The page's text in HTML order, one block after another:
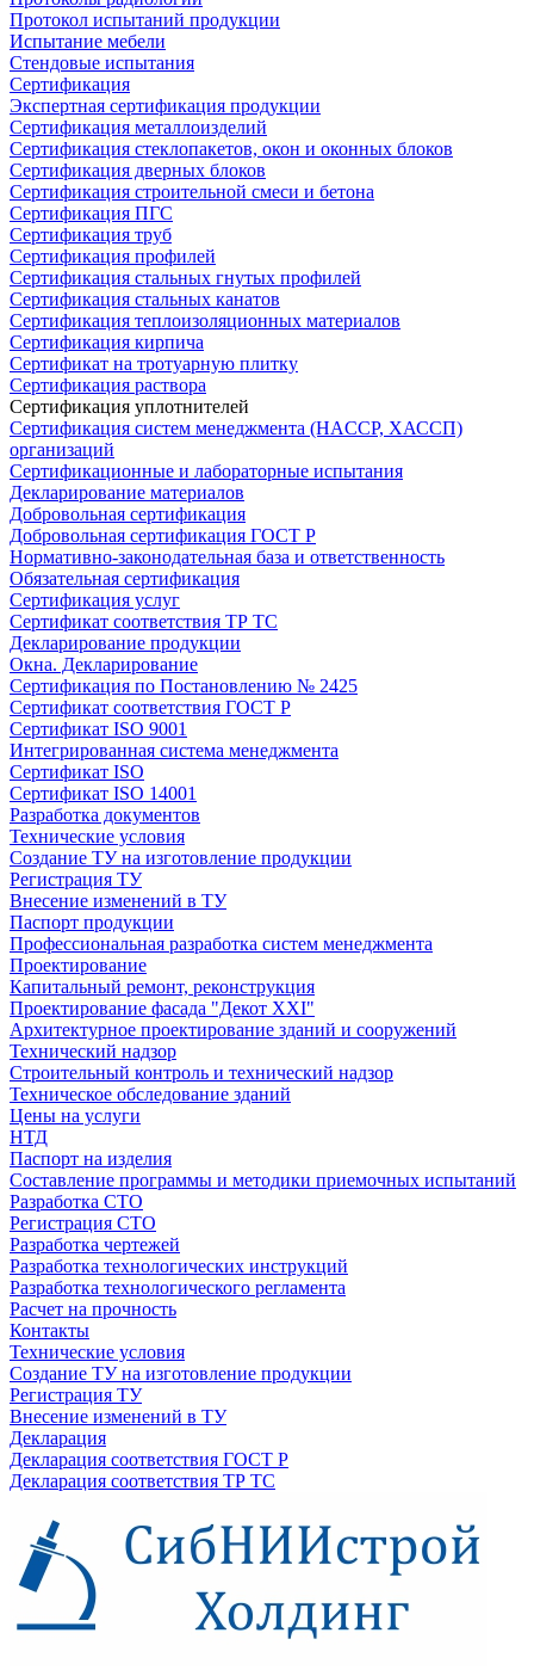
Протокол испытаний продукции
Испытание мебели
Стендовые испытания
Сертификация
Экспертная сертификация продукции
Сертификация металлоизделий
Сертификация стеклопакетов, окон и оконных блоков
Сертификация дверных блоков
Сертификация строительной смеси и бетона
Сертификация ПГС
Сертификация труб
Сертификация профилей
Сертификация стальных гнутых профилей
Сертификация стальных канатов
Сертификация теплоизоляционных материалов
Сертификация кирпича
Сертификат на тротуарную плитку
Сертификация раствора
Сертификация уплотнителей
Сертификация систем менеджмента (HACCP, ХАССП)
организаций
Сертификационные и лабораторные испытания
Декларирование материалов
Добровольная сертификация
Добровольная сертификация ГОСТ Р
Нормативно-законодательная база и ответственность
Обязательная сертификация
Сертификация услуг
Сертификат соответствия ТР ТС
Декларирование продукции
Окна. Декларирование
Сертификация по Постановлению № 2425
Сертификат соответствия ГОСТ Р
Сертификат ISO 9001
Интегрированная система менеджмента
Сертификат ISO
Сертификат ISO 14001
Разработка документов
Технические условия
Создание ТУ на изготовление продукции
Регистрация ТУ
Внесение изменений в ТУ
Паспорт продукции
Профессиональная разработка систем менеджмента
Проектирование
Капитальный ремонт, реконструкция
Проектирование фасада "Декот XXI"
Архитектурное проектирование зданий и сооружений
Технический надзор
Строительный контроль и технический надзор
Техническое обследование зданий
Цены на услуги
НТД
Паспорт на изделия
Составление программы и методики приемочных испытаний
Разработка СТО
Регистрация СТО
Разработка чертежей
Разработка технологических инструкций
Разработка технологического регламента
Расчет на прочность
Контакты
Технические условия
Создание ТУ на изготовление продукции
Регистрация ТУ
Внесение изменений в ТУ
Декларация
Декларация соответствия ГОСТ Р
Декларация соответствия ТР ТС